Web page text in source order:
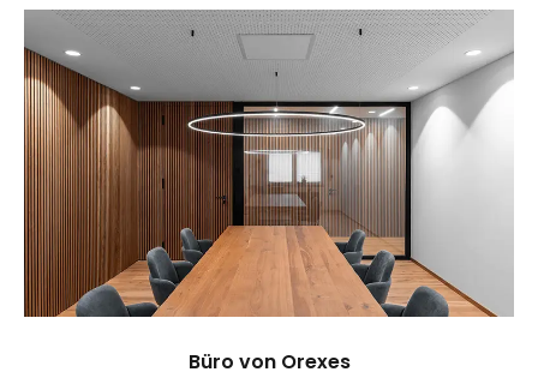
Büro von Orexes